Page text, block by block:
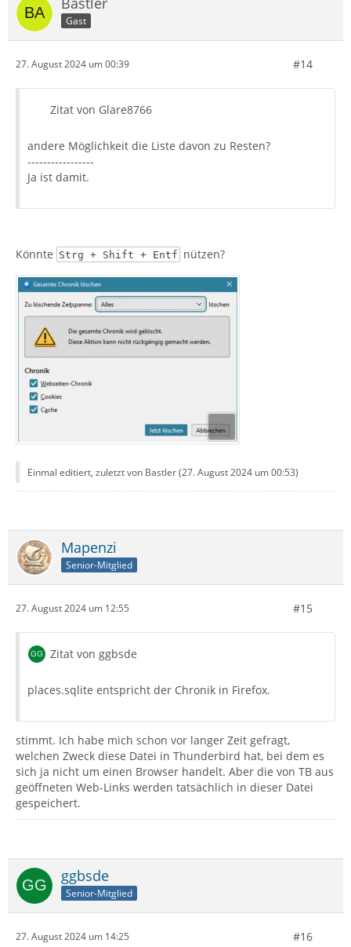
Gast
27. August 2024 um 00:39 #14
Zitat von Glare8766
andere Möglichkeit die Liste davon zu Resten?
-----------------
Ja ist damit.
Könnte Strg + Shift + Entf nützen?
Einmal editiert, zuletzt von Bastler (27. August 2024 um 00:53)
Mapenzi
Senior-Mitglied
27. August 2024 um 12:55 #15
Zitat von ggbsde
places.sqlite entspricht der Chronik in Firefox.
stimmt. Ich habe mich schon vor langer Zeit gefragt,
welchen Zweck diese Datei in Thunderbird hat, bei dem es
sich ja nicht um einen Browser handelt. Aber die von TB aus
geöffneten Web-Links werden tatsächlich in dieser Datei
gespeichert.
ggbsde
Senior-Mitglied
27. August 2024 um 14:25 #16